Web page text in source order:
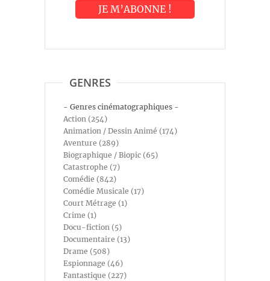
GENRES
- Genres cinématographiques -
Action (254)
Animation / Dessin Animé (174)
Aventure (289)
Biographique / Biopic (65)
Catastrophe (7)
Comédie (842)
Comédie Musicale (17)
Court Métrage (1)
Crime (1)
Docu-fiction (5)
Documentaire (13)
Drame (508)
Espionnage (46)
Fantastique (227)